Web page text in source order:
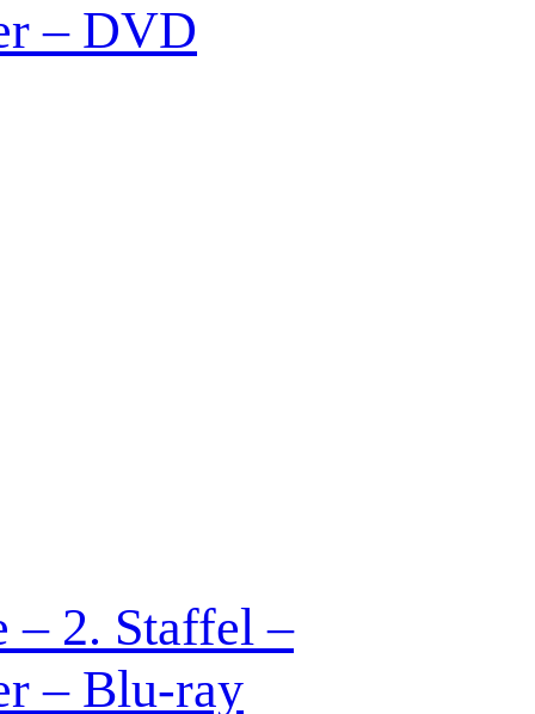
– DVD
– 2. Staffel –
– Blu-ray